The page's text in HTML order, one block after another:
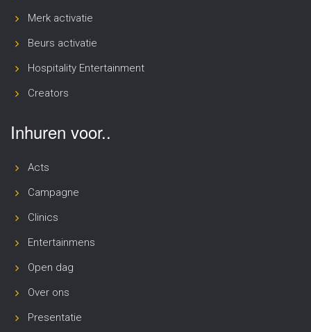
Merk activatie
Beurs activatie
Hospitality Entertainment
Creators
Inhuren voor..
Acts
Campagne
Clinics
Entertainmens
Open dag
Over ons
Presentatie